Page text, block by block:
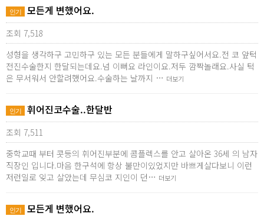
인기 모든게 변했어요.
조회 7,518
성형을 생각하구 고민하구 있는 모든 분들에게 말하구싶어서요.전 코 앞턱
전진수술한지 한달되는데요.넘 이뻐요 라인이요.저두 깜짝놀래요.사실 턱
은 무서워서 안할려했어요.수술하는 날까지 … 더보기
인기 휘어진코수술..한달반
조회 7,511
중학교때 부터 콧등의 휘어진부분에 콤플렉스를 안고 살아온 36세 의 남자
직장인 입니다.마음 한구석에 항상 불만이있었지만 바쁘게살다보니 이런
저런일로 잊고 살았는데 무심코 지인이 던… 더보기
인기 모든게 변했어요.